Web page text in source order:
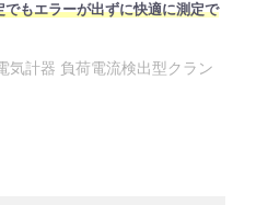
でもエラーが出ずに快適に測定で
気計器 負荷電流検出型クラン